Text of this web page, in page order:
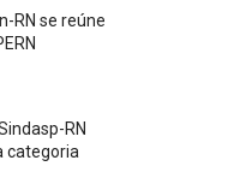
RN se reúne
RN
categoria